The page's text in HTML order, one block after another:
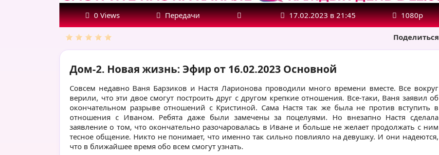
0 Views Передачи 17.02.2023 в 21:45 1080р
Поделиться
Дом-2. Новая жизнь: Эфир от 16.02.2023 Основной
Совсем недавно Ваня Барзиков и Настя Ларионова проводили много времени вместе. Все вокруг
верили, что эти двое смогут построить друг с другом крепкие отношения. Все-таки, Ваня заявил об
окончательном разрыве отношений с Кристиной. Сама Настя так же была не против вступить в
отношения с Иваном. Ребята даже были замечены за поцелуями. Но внезапно Настя сделала
заявление о том, что окончательно разочаровалась в Иване и больше не желает продолжать с ним
тесное общение. Никто не понимает, что именно так сильно повлияло на девушку. И они надеются,
что в ближайшее время обо всем смогут узнать.